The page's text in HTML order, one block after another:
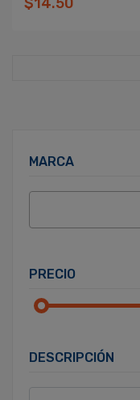
MARCA
PRECIO
DESCRIPCIÓN